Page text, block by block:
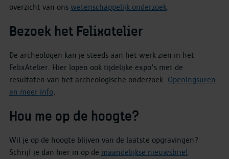
overzicht van ons wetenschappelijk onderzoek.
Bezoek het Felixatelier
De archeologen kan je steeds aan het werk zien in het
FelixAtelier. Hier lopen ook tijdelijke expo's met de
resultaten van het archeologische onderzoek. Openingsuren
en meer info
Hou me op de hoogte?
Wil je op de hoogte blijven van de laatste opgravingen?
Schrijf je dan hier in op de maandelijkse nieuwsbrief.